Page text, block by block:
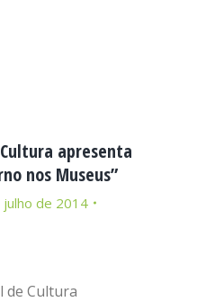
apresenta
nos Museus”
de 2014
de Cultura